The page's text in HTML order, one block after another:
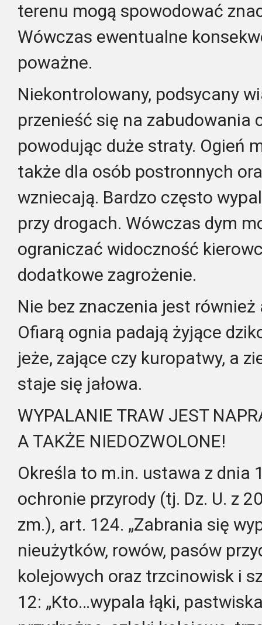
terenu mogą spowodować
Wówczas ewentualne
poważne.
Niekontrolowany, podsycany
przenieść się na zabudowania
powodując duże straty. Ogień
także dla osób postronnych
wzniecają. Bardzo często
przy drogach. Wówczas dym
ograniczać widoczność
dodatkowe zagrożenie.
Nie bez znaczenia jest
Ofiarą ognia padają żyjące
jeże, zające czy kuropatwy, a
staje się jałowa.
WYPALANIE TRAW JEST
A TAKŻE NIEDOZWOLONE!
Określa to m.in. ustawa z dnia
ochronie przyrody (tj. Dz. U. z
zm.), art. 124. „Zabrania się
nieużytków, rowów, pasów
kolejowych oraz trzcinowisk i
12: „Kto…wypala łąki,